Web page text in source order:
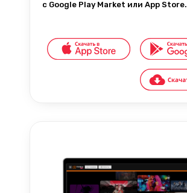
с Google Play Market или App Store.